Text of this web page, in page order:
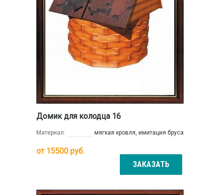
Домик для колодца 16
Материал: мягкая кровля, имитация бруса
от 15500 руб.
ЗАКАЗАТЬ